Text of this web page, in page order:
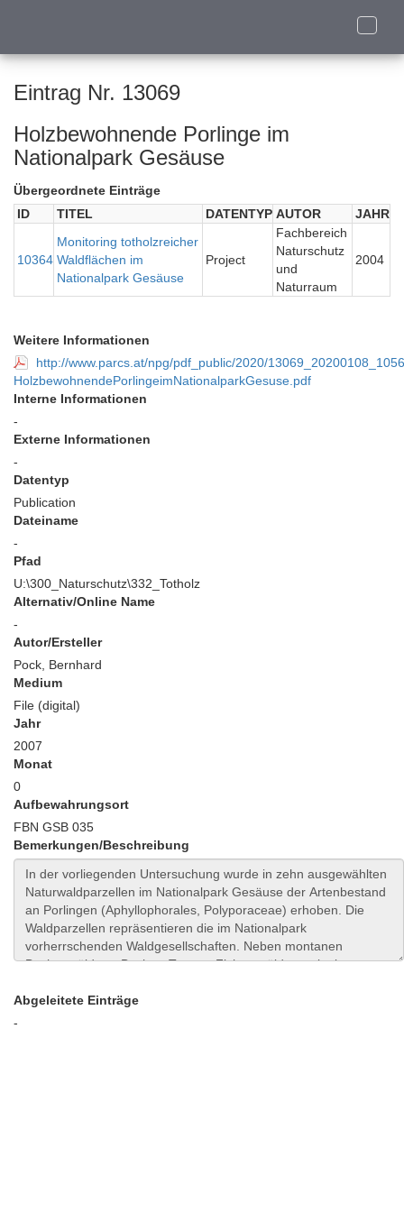
Toggle
Eintrag Nr. 13069
Holzbewohnende Porlinge im
Nationalpark Gesäuse
Übergeordnete Einträge
ID
TITEL DATENTYP AUTOR JAHR
10364
Monitoring totholzreicher
Waldflächen im
Nationalpark Gesäuse
Project
Fachbereich
Naturschutz
und
Naturraum
2004
Weitere Informationen
http://www.parcs.at/npg/pdf_public/2020/
HolzbewohnendePorlingeimNationalparkGesuse.pdf
Interne Informationen
-
Externe Informationen
-
Datentyp
Publication
Dateiname
-
Pfad
U:\300_Naturschutz\332_Totholz
Alternativ/Online Name
-
Autor/Ersteller
Pock, Bernhard
Medium
File (digital)
Jahr
2007
Monat
0
Aufbewahrungsort
FBN GSB 035
Bemerkungen/Beschreibung
Abgeleitete Einträge
-